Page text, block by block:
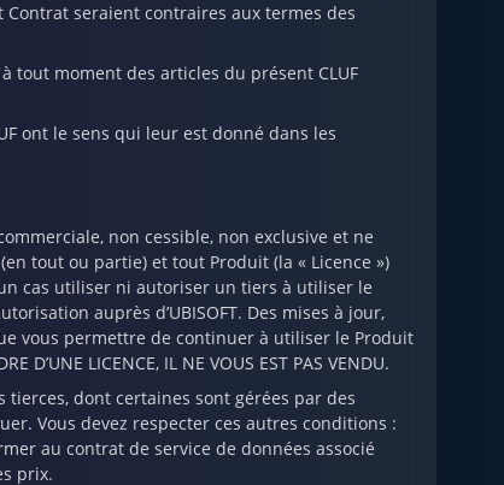
seraient contraires aux termes des
tout moment des articles du présent CLUF
ont le sens qui leur est donné dans les
non cessible, non exclusive et ne
tout ou partie) et tout Produit (la « Licence »)
cas utiliser ni autoriser un tiers à utiliser le
auprès d’UBISOFT. Des mises à jour,
vous permettre de continuer à utiliser le Produit
D’UNE LICENCE, IL NE VOUS EST PAS VENDU.
dont certaines sont gérées par des
Vous devez respecter ces autres conditions :
au contrat de service de données associé
prix.